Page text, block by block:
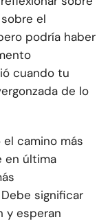
el
podría haber
cuando tu
de lo
camino más
en última
significar
y esperan